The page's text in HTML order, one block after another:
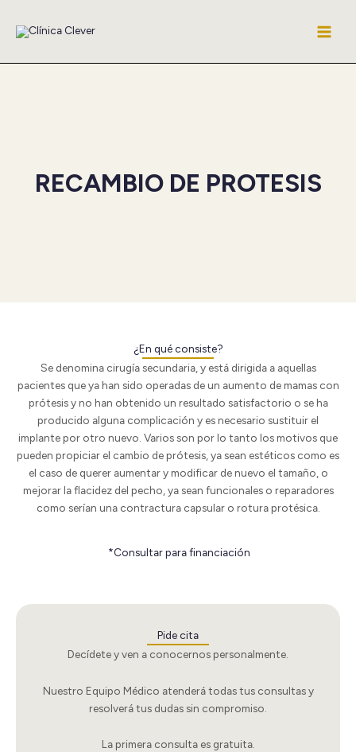
RECAMBIO DE PROTESIS
¿En qué consiste?
Se denomina cirugía secundaria, y está dirigida a aquellas
pacientes que ya han sido operadas de un aumento de mamas con
prótesis y no han obtenido un resultado satisfactorio o se ha
producido alguna complicación y es necesario sustituir el
implante por otro nuevo. Varios son por lo tanto los motivos que
pueden propiciar el cambio de prótesis, ya sean estéticos como es
el caso de querer aumentar y modificar de nuevo el tamaño, o
mejorar la flacidez del pecho, ya sean funcionales o reparadores
como serían una contractura capsular o rotura protésica.
*Consultar para financiación
Pide cita
Decídete y ven a conocernos personalmente.
Nuestro Equipo Médico atenderá todas tus consultas y
resolverá tus dudas sin compromiso.
La primera consulta es gratuita.